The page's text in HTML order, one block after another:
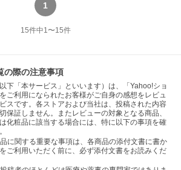
1
15件中1〜15件
の際の注意事項
下「本サービス」といいます）は、「Yahoo!ショ
ご利用になられたお客様がご自身の感想をレビュ
スです。各ストアおよび当社は、投稿された内容
保証しません。またレビューの対象となる商品、
化粧品に該当する場合には、特に以下の事項を確
に関する重要な事項は、各商品の添付文書に書か
ご利用いただく前に、必ず添付文書をお読みくだ